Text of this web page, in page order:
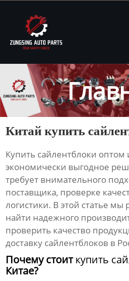
Продукция
Новости
О нас
Контакты
Китай купить
Купить сайлентблоки оптом
экономически выгодное
требует внимательного
поставщика, проверке
логистики. В этой статье мы
найти надежного
проверить качество
доставку сайлентблоков в
Почему стоиткупить
Китае?